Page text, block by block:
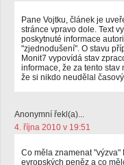
Pane Vojtku, článek je
stránce vpravo dole. Text
poskytnuté informace
"zjednodušení". O stavu
Monit7 vypovídá stav
informace, že za tento stav
že si nikdo neudělal
Anonymní řekl(a)...
4. října 2010 v 19:51
Co měla znamenat
evropských peněz a co